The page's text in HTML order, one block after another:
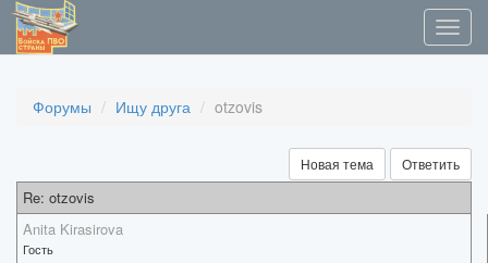
Форумы Ищу друга otzovis
Новая тема Ответить
Re: otzovis
Anita Kirasirova
Гость